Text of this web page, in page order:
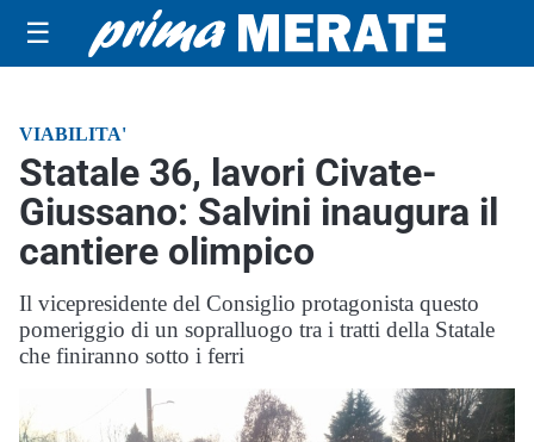
☰
VIABILITA'
Statale 36, lavori Civate-
Giussano: Salvini inaugura il
cantiere olimpico
Il vicepresidente del Consiglio protagonista questo
pomeriggio di un sopralluogo tra i tratti della Statale
che finiranno sotto i ferri